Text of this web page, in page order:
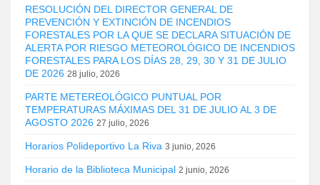
RESOLUCIÓN DEL DIRECTOR GENERAL DE
PREVENCIÓN Y EXTINCIÓN DE INCENDIOS
FORESTALES POR LA QUE SE DECLARA SITUACIÓN DE
ALERTA POR RIESGO METEOROLÓGICO DE INCENDIOS
FORESTALES PARA LOS DÍAS 28, 29, 30 Y 31 DE JULIO
DE 2026 28 julio, 2026
PARTE METEREOLÓGICO PUNTUAL POR
TEMPERATURAS MÁXIMAS DEL 31 DE JULIO AL 3 DE
AGOSTO 2026 27 julio, 2026
Horarios Polideportivo La Riva 3 junio, 2026
Horario de la Biblioteca Municipal 2 junio, 2026